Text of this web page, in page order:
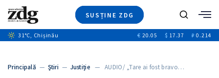
SUSȚINE ZDG
Ştiri
+13
Caută
31°C, Chișinău € 20.05 $ 17.37 ₽ 0.214
Principală — Ştiri — Justiție— AUDIO/ „Tare ai fost bravo…